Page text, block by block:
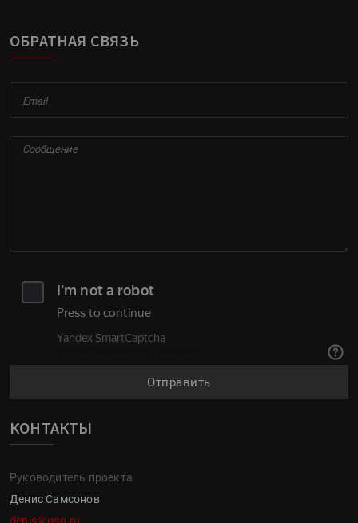
ОБРАТНАЯ СВЯЗЬ
Отправить
КОНТАКТЫ
Руководитель проекта
Денис Самсонов